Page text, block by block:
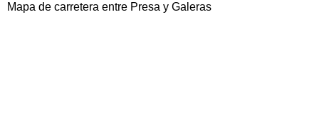
Mapa de carretera entre Presa y Galeras